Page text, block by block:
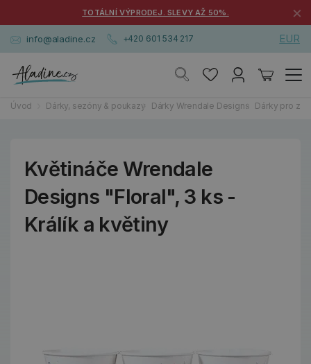
TOTÁLNÍ VÝPRODEJ. SLEVY AŽ 50%. ×
info@aladine.cz +420 601 534 217 EUR
Úvod Dárky, sezóny & poukazy Dárky Wrendale Designs Dárky pro
Květináče Wrendale
Designs "Floral", 3 ks -
Králík a květiny